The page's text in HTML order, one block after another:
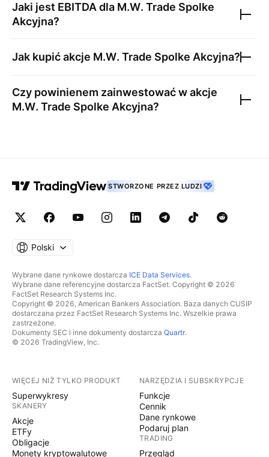
Jaki jest EBITDA dla M.W. Trade Spolke
Akcyjna?
Jak kupić akcje M.W. Trade Spolke Akcyjna?
Czy powinienem zainwestować w akcje
M.W. Trade Spolke Akcyjna?
STWORZONE PRZEZ LUDZI
Polski
Wybrane dane rynkowe dostarcza ICE Data Services.
Wybrane dane referencyjne dostarcza FactSet. Copyright © 2026
FactSet Research Systems Inc.
Copyright © 2026, American Bankers Association. Baza danych CUSIP
dostarczana przez FactSet Research Systems Inc. Wszelkie prawa
zastrzeżone.
Dokumenty SEC i inne dokumenty dostarcza Quartr.
© 2026 TradingView, Inc.
WIĘCEJ NIŻ TYLKO PRODUKT
Superwykresy
SKANERY
Akcje
ETFy
Obligacje
Monety kryptowalutowe
NARZĘDZIA I SUBSKRYPCJE
Funkcje
Cennik
Dane rynkowe
Podaruj plan
TRADING
Przegląd